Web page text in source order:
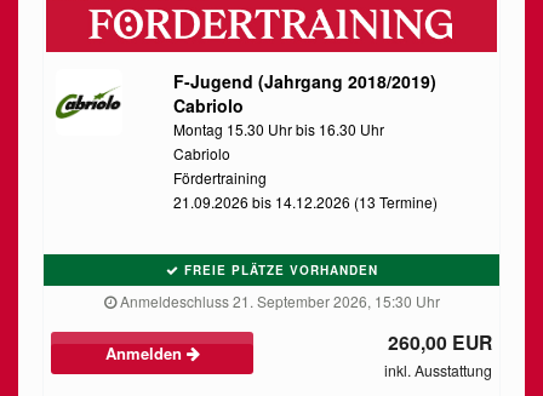
F-Jugend (Jahrgang 2018/2019)
Cabriolo
Montag 15.30 Uhr bis 16.30 Uhr
Cabriolo
Fördertraining
21.09.2026 bis 14.12.2026 (13 Termine)
FREIE PLÄTZE VORHANDEN
Anmeldeschluss 21. September 2026, 15:30 Uhr
Anmelden 260,00 EUR
inkl. Ausstattung